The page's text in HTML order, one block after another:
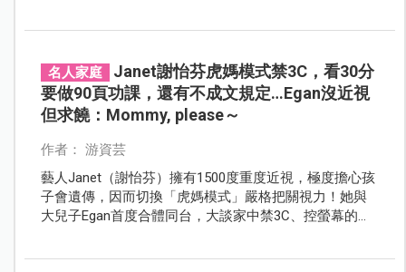
名人家庭
Janet謝怡芬虎媽模式禁3C，看30分
要做90頁功課，還有不成文規定…Egan沒近視
但求饒：Mommy, please～
作者： 游資芸
藝人Janet（謝怡芬）擁有1500度重度近視，極度擔心孩
子會遺傳，因而切換「虎媽模式」嚴格把關視力！她與
大兒子Egan首度合體同台，大談家中禁3C、控螢幕的妙